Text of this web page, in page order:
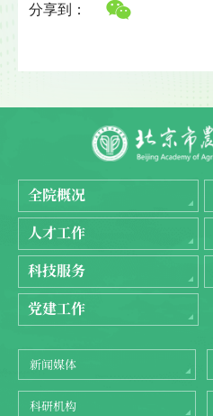
分享到：
全院概况
人才工作
科技服务
党建工作
新闻媒体
科研机构